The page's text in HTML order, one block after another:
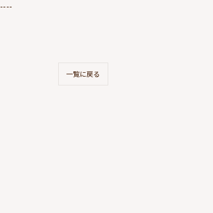
一覧に戻る